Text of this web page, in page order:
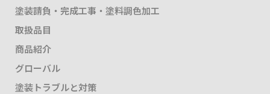
塗装請負・完成工事・塗料調色加工
取扱品目
商品紹介
グローバル
塗装トラブルと対策